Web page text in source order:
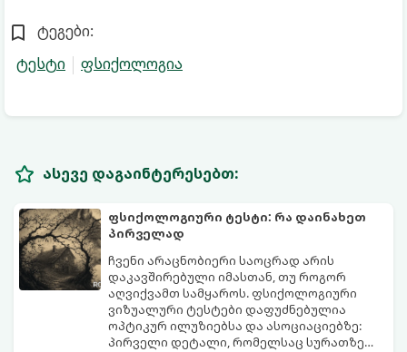
ტეგები:
ტესტი
ფსიქოლოგია
ასევე დაგაინტერესებთ:
ფსიქოლოგიური ტესტი: რა დაინახეთ
პირველად
ჩვენი არაცნობიერი საოცრად არის
დაკავშირებული იმასთან, თუ როგორ
აღვიქვამთ სამყაროს. ფსიქოლოგიური
ვიზუალური ტესტები დაფუძნებულია
ოპტიკურ ილუზიებსა და ასოციაციებზე:
პირველი დეტალი, რომელსაც სურათზე